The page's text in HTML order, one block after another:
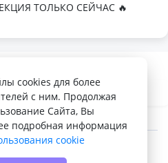
ТОЛЬКО СЕЙЧАС 🔥
интерьеров
натур
атмосферы
cookies для более
с ним. Продолжая
Сайта, Вы
подробная информация
cookie